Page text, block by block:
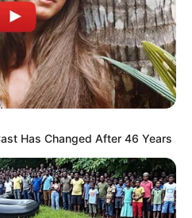
Has Changed After 46 Years